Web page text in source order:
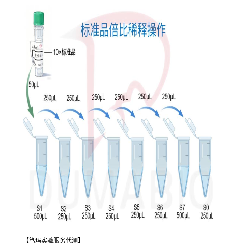
【笃玛实验服务代测】